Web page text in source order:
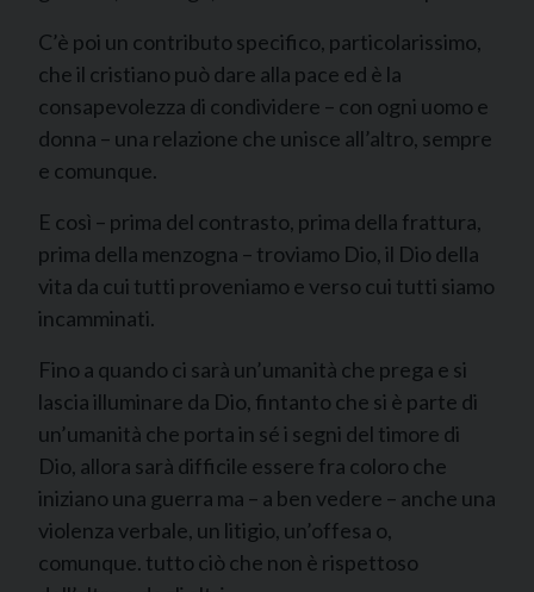
C’è poi un contributo specifico, particolarissimo,
che il cristiano può dare alla pace ed è la
consapevolezza di condividere – con ogni uomo e
donna – una relazione che unisce all’altro, sempre
e comunque.
E così – prima del contrasto, prima della frattura,
prima della menzogna – troviamo Dio, il Dio della
vita da cui tutti proveniamo e verso cui tutti siamo
incamminati.
Fino a quando ci sarà un’umanità che prega e si
lascia illuminare da Dio, fintanto che si è parte di
un’umanità che porta in sé i segni del timore di
Dio, allora sarà difficile essere fra coloro che
iniziano una guerra ma – a ben vedere – anche una
violenza verbale, un litigio, un’offesa o,
comunque. tutto ciò che non è rispettoso